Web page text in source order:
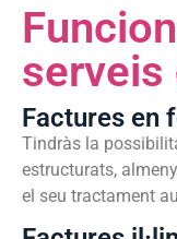
serveis
Factures en
Tindràs la
estructurats,
el seu tractament